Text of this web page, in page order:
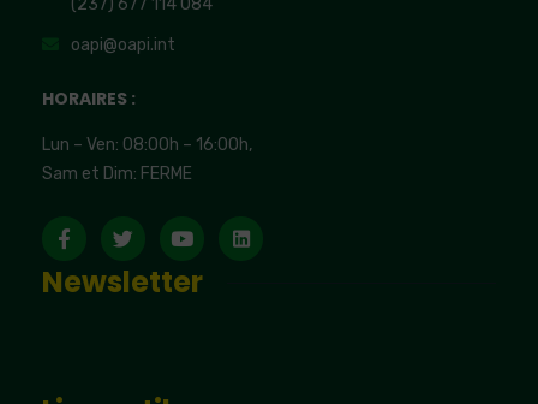
(237) 677 114 084
oapi@oapi.int
HORAIRES :
Lun – Ven: 08:00h – 16:00h,
Sam et Dim: FERME
Newsletter